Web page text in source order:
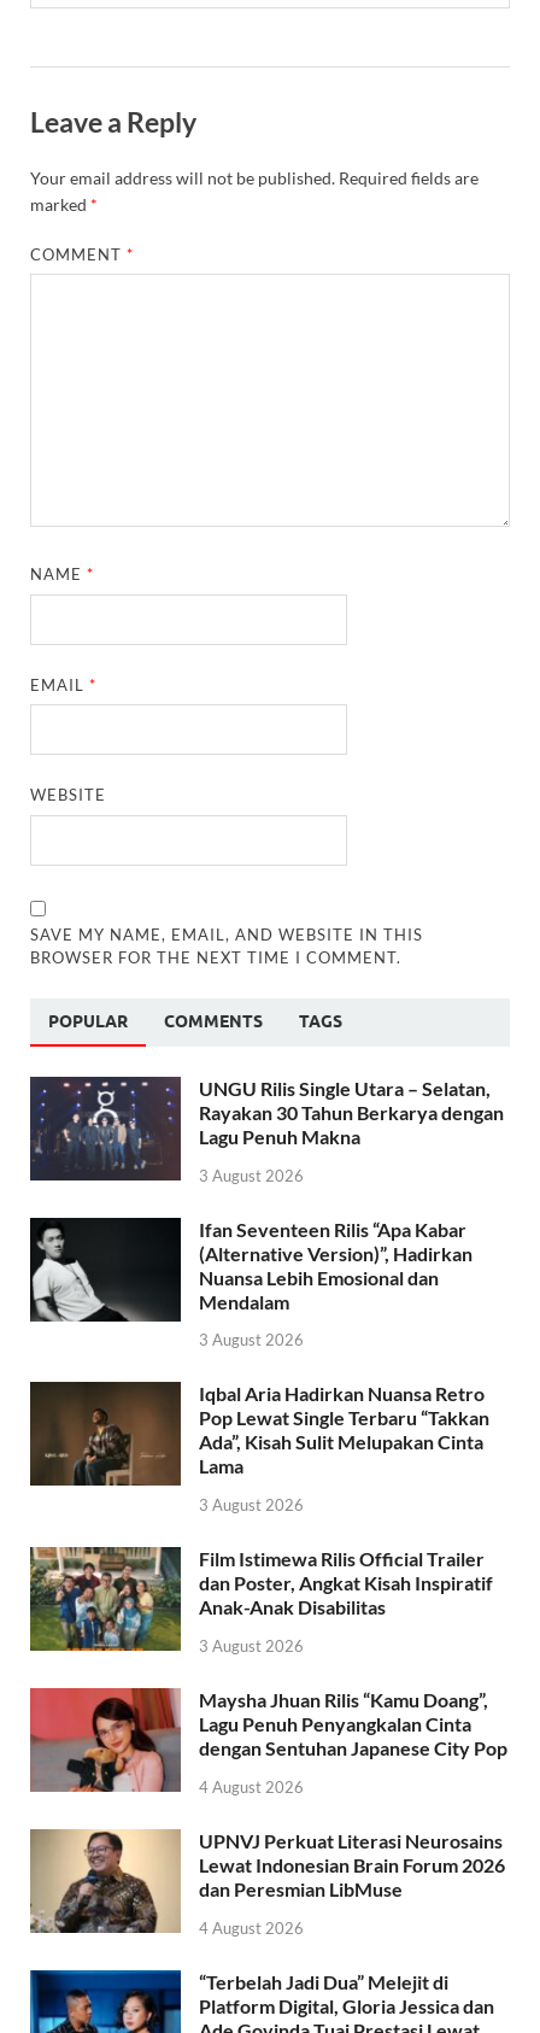
Leave a Reply
Your email address will not be published. Required fields are
marked *
COMMENT*
NAME*
EMAIL*
WEBSITE
SAVE MY NAME, EMAIL, AND WEBSITE IN THIS
BROWSER FOR THE NEXT TIME I COMMENT.
POPULAR COMMENTS TAGS
UNGU Rilis Single Utara – Selatan,
Rayakan 30 Tahun Berkarya dengan
Lagu Penuh Makna
3 August 2026
Ifan Seventeen Rilis “Apa Kabar
(Alternative Version)”, Hadirkan
Nuansa Lebih Emosional dan
Mendalam
3 August 2026
Iqbal Aria Hadirkan Nuansa Retro
Pop Lewat Single Terbaru “Takkan
Ada”, Kisah Sulit Melupakan Cinta
Lama
3 August 2026
Film Istimewa Rilis Official Trailer
dan Poster, Angkat Kisah Inspiratif
Anak-Anak Disabilitas
3 August 2026
Maysha Jhuan Rilis “Kamu Doang”,
Lagu Penuh Penyangkalan Cinta
dengan Sentuhan Japanese City Pop
4 August 2026
UPNVJ Perkuat Literasi Neurosains
Lewat Indonesian Brain Forum 2026
dan Peresmian LibMuse
4 August 2026
“Terbelah Jadi Dua” Melejit di
Platform Digital, Gloria Jessica dan